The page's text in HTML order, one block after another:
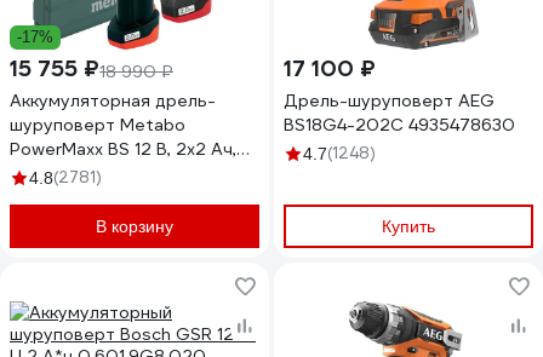
-17%
15 755 ₽18 990 ₽
Аккумуляторная дрель-
шуруповерт Metabo
PowerMaxx BS 12 В, 2х2 Ач,
Li-Ion, LC40, патрон, кейс
4.8(2781)
В корзину
17 100 ₽
Дрель-шуруповерт AEG
BS18G4-202C 4935478630
4.7(1248)
Купить